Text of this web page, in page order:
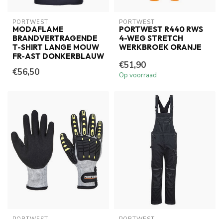
PORTWEST
MODAFLAME
BRANDVERTRAGENDE
T-SHIRT LANGE MOUW
FR-AST DONKERBLAUW
€56,50
PORTWEST
PORTWEST R440 RWS
4-WEG STRETCH
WERKBROEK ORANJE
€51,90
Op voorraad